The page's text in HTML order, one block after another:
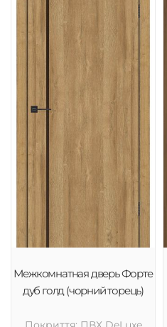
Межкомнатная дверь Форте
дуб голд (чорний торець)